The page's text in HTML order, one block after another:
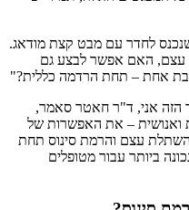
בן 60 מבית שאן, שנכנס לחדר עם מבט קצת מודאג.
עצם, האם אפשר לבצע גם
אחת – תחת הרדמה כללית?"
אני, ד"ר חאטר סאמר,
ואנושית – את האפשרות של
השתלת עצם והרמת סינוס תחת
ביותר עבור מטופלים